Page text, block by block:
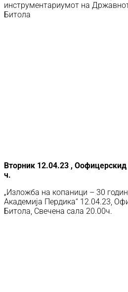
инструментариумот на
Битола
Вторник 12.04.23 ,
ч.
„Изложба на копаници – 30
Академија Пердика“ 12.04.23,
Битола, Свечена сала 20.00ч.